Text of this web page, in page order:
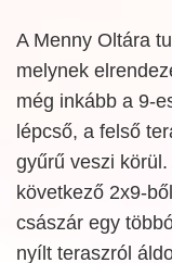
A Menny Oltára
melynek
még inkább a 9-
lépcső, a felső
gyűrű veszi
következő 2x9-
császár egy
nyílt teraszról